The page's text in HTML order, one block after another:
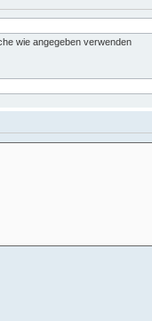
wie angegeben verwenden